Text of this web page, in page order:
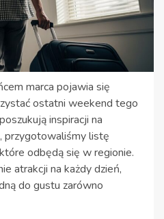
marca pojawia się
ostatni weekend tego
inspiracji na
przygotowaliśmy listę
odbędą się w regionie.
atrakcji na każdy dzień,
do gustu zarówno